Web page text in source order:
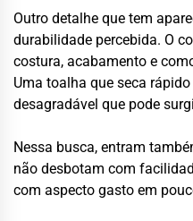
Outro detalhe que tem
durabilidade percebida. O
costura, acabamento e
Uma toalha que seca
desagradável que pode
Nessa busca, entram
não desbotam com
com aspecto gasto em